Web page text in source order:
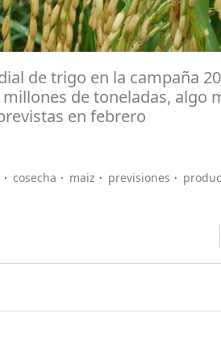
de trigo en la campaña
millones de toneladas, algo
en febrero
cosecha maiz previsiones